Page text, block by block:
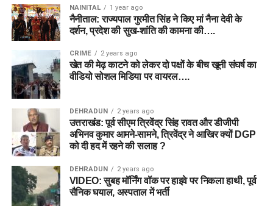
NAINITAL 1 year ago
नैनीताल: राज्यपाल गुरमीत सिंह ने किए मां नैना देवी के
दर्शन, प्रदेश की सुख-शांति की कामना की….
CRIME 2 years ago
खेत की मेढ़ काटने को लेकर दो पक्षों के बीच खूनी संघर्ष का
वीडियो सोशल मिडिया पर वायरल….
DEHRADUN 2 years ago
उत्तराखंड: पूर्व सीएम त्रिवेंद्र सिंह रावत और डीजीपी
अभिनव कुमार आमने-सामने, त्रिवेंद्र ने आखिर क्यों DGP
को दी हद में रहने की सलाह ?
DEHRADUN 2 years ago
VIDEO: सुबह मॉर्निंग वॉक पर हाइवे पर निकला हाथी, पूर्व
सैनिक घयाल, अस्पताल में भर्ती